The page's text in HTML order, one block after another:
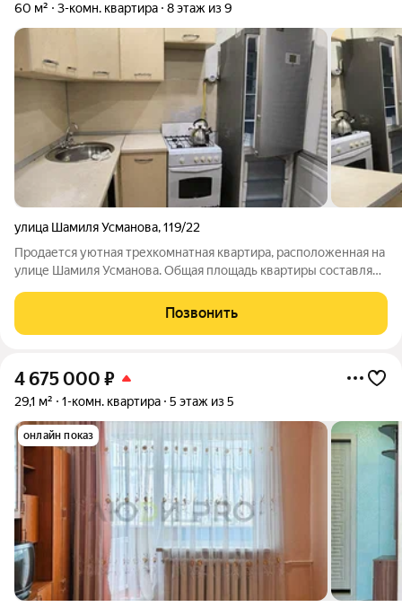
60 м² 3-комн. квартира 8 этаж из 9
улица Шамиля Усманова,119/22
Продается уютная трехкомнатная квартира, расположенная на
улице Шамиля Усманова. Общая площадь квартиры составляет
занимает жилая зона. Кухня площадью 9 квадратных метров
станет отличным местом
Позвонить
4 675 000 ₽
29,1 м² 1-комн. квартира 5 этаж из 5
онлайн показ